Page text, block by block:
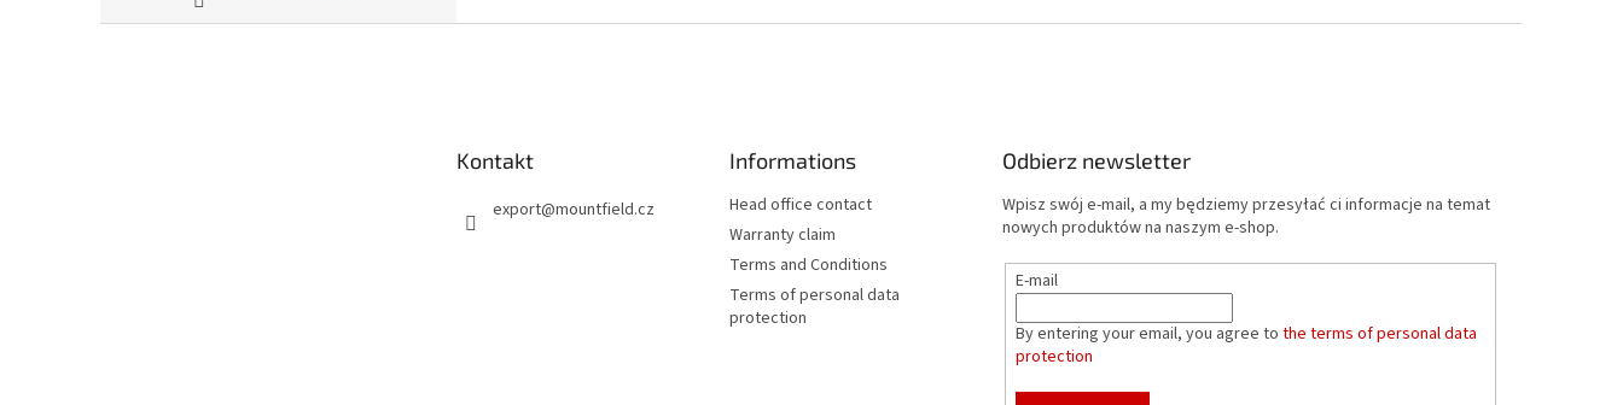
Kontakt
export@mountfield.cz
Informations
Head office contact
Warranty claim
Terms and Conditions
Terms of personal data
protection
Odbierz newsletter
Wpisz swój e-mail, a my będziemy przesyłać ci informacje na temat
nowych produktów na naszym e-shop.
E-mail
By entering your email, you agree tothe terms of personal data
protection